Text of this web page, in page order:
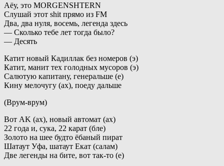
Аёу, это MORGENSHTERN
Слушай этот shit прямо из FM
Два, два нуля, восемь, легенда здесь
— Сколько тебе лет тогда было?
— Десять
Катит новый Кадиллак без номеров (э)
Катит, манит тех голодных мусоров (э)
Салютую капитану, генеральше (е)
Кину мелочугу (ах), поеду дальше
(Врум-врум)
Вот AK (ах), новый автомат (ах)
22 года и, сука, 22 карат (бле)
Золото на шее будто ёбаный пират
Шатаут Уфа, шатаут Екат (салам)
Две легенды на бите, вот так-то (е)